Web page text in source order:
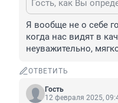
Я вообще не о себе
когда нас видят в
неуважительно,
ОТВЕТИТЬ
Гость
12 февраля 2025,